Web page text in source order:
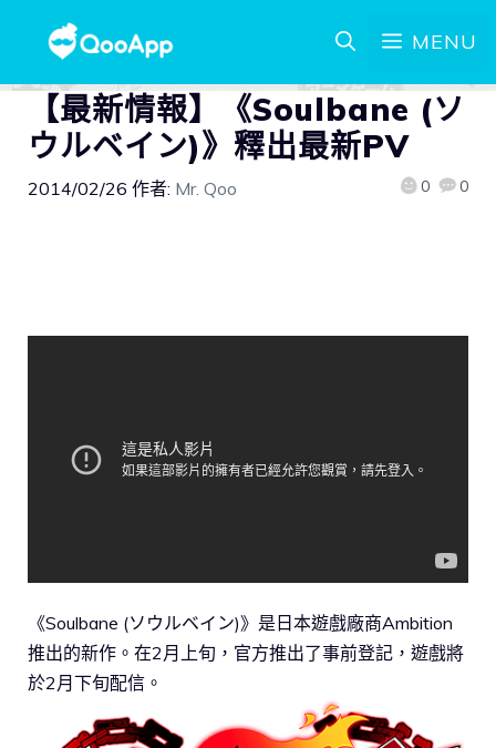
MENU
【最新情報】《Soulbane (ソ
ウルベイン)》釋出最新PV
2014/02/26 作者: Mr. Qoo 0 0
《Soulbane (ソウルベイン)》是日本遊戲廠商Ambition
推出的新作。在2月上旬，官方推出了事前登記，遊戲將
於2月下旬配信。